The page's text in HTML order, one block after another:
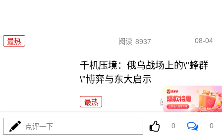
最热 阅读 8937 08-04
千机压境：俄乌战场上的\"蜂群
\"博弈与东大启示
最热 阅读 8810
波斯要给中东\"物理断网\"，特朗
点评一下 0 0